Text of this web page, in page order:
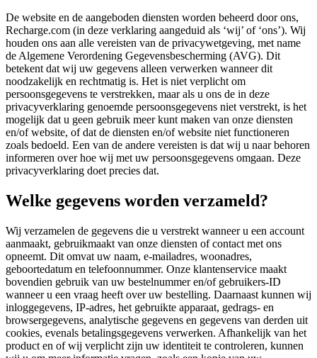
De website en de aangeboden diensten worden beheerd door ons,
Recharge.com (in deze verklaring aangeduid als ‘wij’ of ‘ons’). Wij
houden ons aan alle vereisten van de privacywetgeving, met name
de Algemene Verordening Gegevensbescherming (AVG). Dit
betekent dat wij uw gegevens alleen verwerken wanneer dit
noodzakelijk en rechtmatig is. Het is niet verplicht om
persoonsgegevens te verstrekken, maar als u ons de in deze
privacyverklaring genoemde persoonsgegevens niet verstrekt, is het
mogelijk dat u geen gebruik meer kunt maken van onze diensten
en/of website, of dat de diensten en/of website niet functioneren
zoals bedoeld. Een van de andere vereisten is dat wij u naar behoren
informeren over hoe wij met uw persoonsgegevens omgaan. Deze
privacyverklaring doet precies dat.
Welke gegevens worden verzameld?
Wij verzamelen de gegevens die u verstrekt wanneer u een account
aanmaakt, gebruikmaakt van onze diensten of contact met ons
opneemt. Dit omvat uw naam, e-mailadres, woonadres,
geboortedatum en telefoonnummer. Onze klantenservice maakt
bovendien gebruik van uw bestelnummer en/of gebruikers-ID
wanneer u een vraag heeft over uw bestelling. Daarnaast kunnen wij
inloggegevens, IP-adres, het gebruikte apparaat, gedrags- en
browsergegevens, analytische gegevens en gegevens van derden uit
cookies, evenals betalingsgegevens verwerken. Afhankelijk van het
product en of wij verplicht zijn uw identiteit te controleren, kunnen